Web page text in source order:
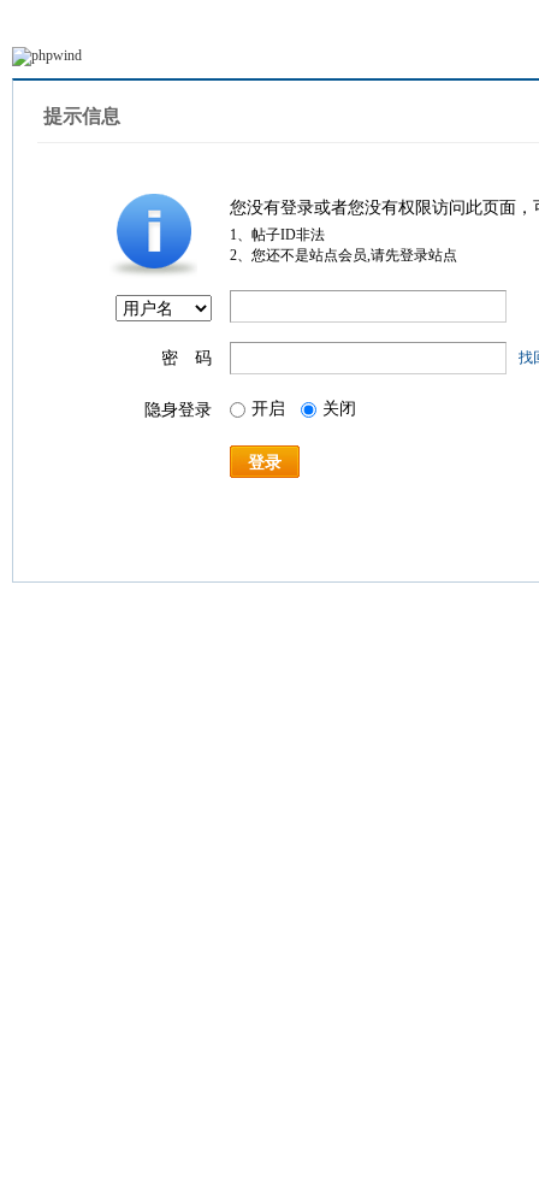
提示信息
您没有登录或者您没有权限访问此页面
1、帖子ID非法
2、您还不是站点会员,请先登录站点
密 码 找
隐身登录 开启 关闭
登录